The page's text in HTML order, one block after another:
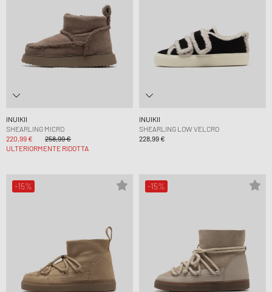
INUIKII
SHEARLING MICRO
220,99 €
258,99 €
ULTERIORMENTE RIDOTTA
INUIKII
SHEARLING LOW VELCRO
228,99 €
-15% -15%